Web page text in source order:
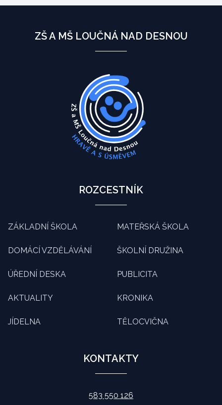
ZŠ A MŠ LOUČNÁ NAD DESNOU
ROZCESTNÍK
ZÁKLADNÍ ŠKOLA MATEŘSKÁ ŠKOLA
DOMÁCÍ VZDĚLÁVÁNÍ ŠKOLNÍ DRUŽINA
ÚŘEDNÍ DESKA PUBLICITA
AKTUALITY KRONIKA
JÍDELNA TĚLOCVIČNA
KONTAKTY
583 550 126